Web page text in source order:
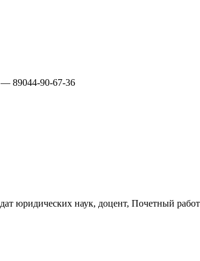
— 89044-90-67-36
юридических наук, доцент, Почетный